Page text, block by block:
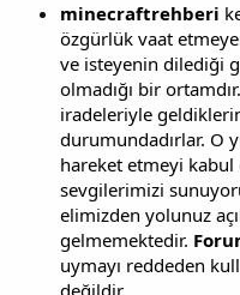
minecraftrehberi
özgürlük vaat
ve isteyenin dilediği
olmadığı bir
iradeleriyle
durumundadırlar. O
hareket etmeyi kabul
sevgilerimizi
elimizden yolunuz
gelmemektedir.
uymayı reddeden
değildir.